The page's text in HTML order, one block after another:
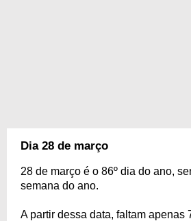
Dia 28 de março
28 de março é o 86º dia do ano,
semana do ano.
A partir dessa data, faltam apenas